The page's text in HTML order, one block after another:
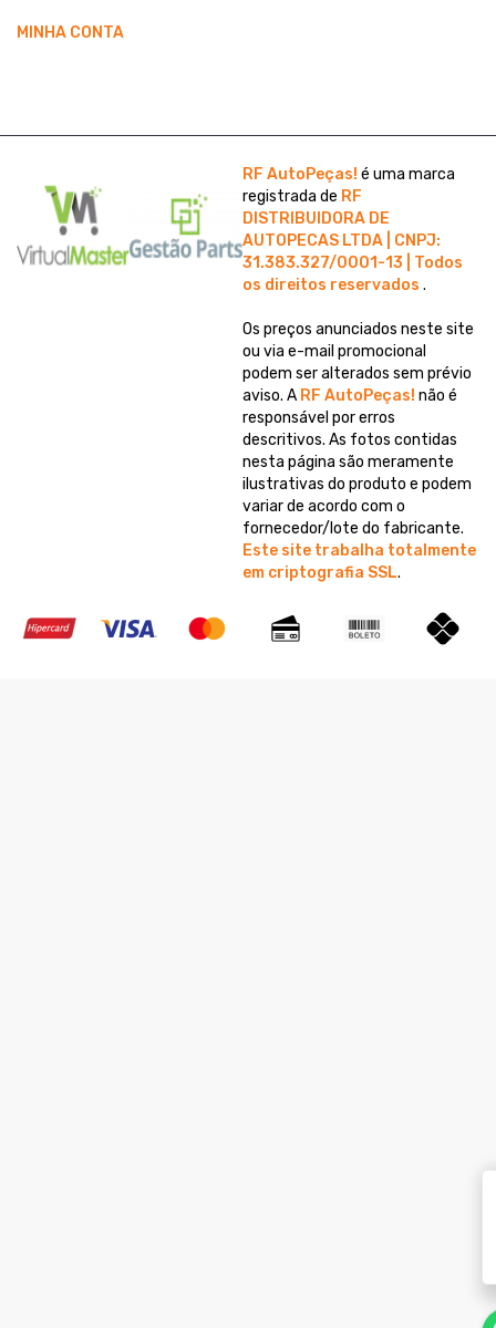
MINHA CONTA
RF AutoPeças! é uma marca
registrada de RF
DISTRIBUIDORA DE
AUTOPECAS LTDA | CNPJ:
31.383.327/0001-13 | Todos
os direitos reservados.
Os preços anunciados neste site
ou via e-mail promocional
podem ser alterados sem prévio
aviso. A RF AutoPeças! não é
responsável por erros
descritivos. As fotos contidas
nesta página são meramente
ilustrativas do produto e podem
variar de acordo com o
fornecedor/lote do fabricante.
Este site trabalha totalmente
em criptografia SSL.